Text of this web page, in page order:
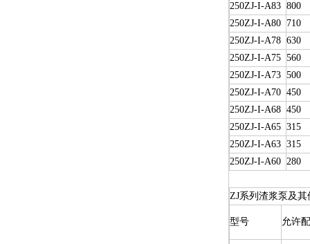
250ZJ-I-A83 800
250ZJ-I-A80 710
250ZJ-I-A78 630
250ZJ-I-A75 560
250ZJ-I-A73 500
250ZJ-I-A70 450
250ZJ-I-A68 450
250ZJ-I-A65 315
250ZJ-I-A63 315
250ZJ-I-A60 280
ZJ系列渣浆泵及
型号 允许